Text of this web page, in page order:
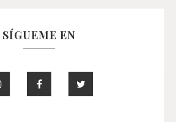
SÍGUEME EN